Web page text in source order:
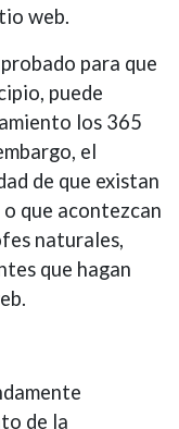
web.
para que
puede
los 365
el
de que existan
que acontezcan
naturales,
que hagan
de la